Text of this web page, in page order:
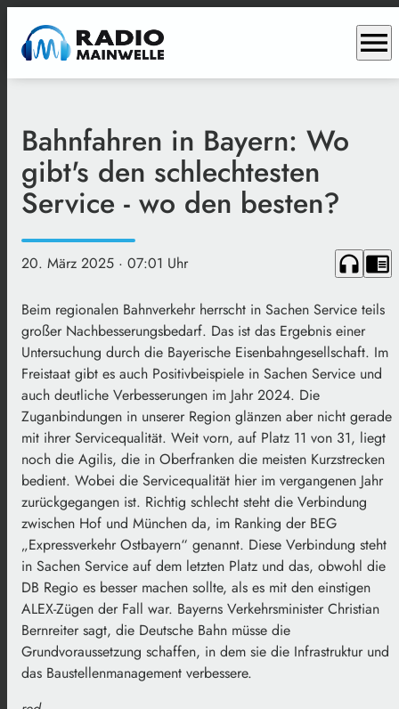
menu
Bahnfahren in Bayern: Wo
gibt's den schlechtesten
Service - wo den besten?
20. März 2025 · 07:01 Uhr headphones chrome_reader_mode
Beim regionalen Bahnverkehr herrscht in Sachen Service teils
großer Nachbesserungsbedarf. Das ist das Ergebnis einer
Untersuchung durch die Bayerische Eisenbahngesellschaft. Im
Freistaat gibt es auch Positivbeispiele in Sachen Service und
auch deutliche Verbesserungen im Jahr 2024. Die
Zuganbindungen in unserer Region glänzen aber nicht gerade
mit ihrer Servicequalität. Weit vorn, auf Platz 11 von 31, liegt
noch die Agilis, die in Oberfranken die meisten Kurzstrecken
bedient. Wobei die Servicequalität hier im vergangenen Jahr
zurückgegangen ist. Richtig schlecht steht die Verbindung
zwischen Hof und München da, im Ranking der BEG
„Expressverkehr Ostbayern“ genannt. Diese Verbindung steht
in Sachen Service auf dem letzten Platz und das, obwohl die
DB Regio es besser machen sollte, als es mit den einstigen
ALEX-Zügen der Fall war. Bayerns Verkehrsminister Christian
Bernreiter sagt, die Deutsche Bahn müsse die
Grundvoraussetzung schaffen, in dem sie die Infrastruktur und
das Baustellenmanagement verbessere.